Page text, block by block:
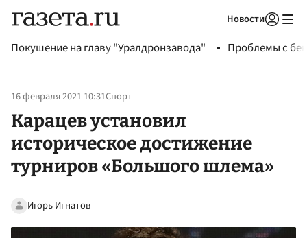
Новости
Покушение на главу "Уралдронзавода" Проблемы с
16 февраля 2021 10:31Спорт
Карацев установил
историческое достижение
турниров «Большого шлема»
Игорь Игнатов